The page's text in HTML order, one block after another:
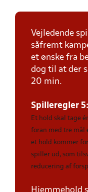
Vejledende
såfremt
et ønske fra
dog til at der
20 min.
Spilleregler
Et hold skal tage
foran med tre mål
et hold kommer
spiller ud, som
reducering af
Hjemmehold